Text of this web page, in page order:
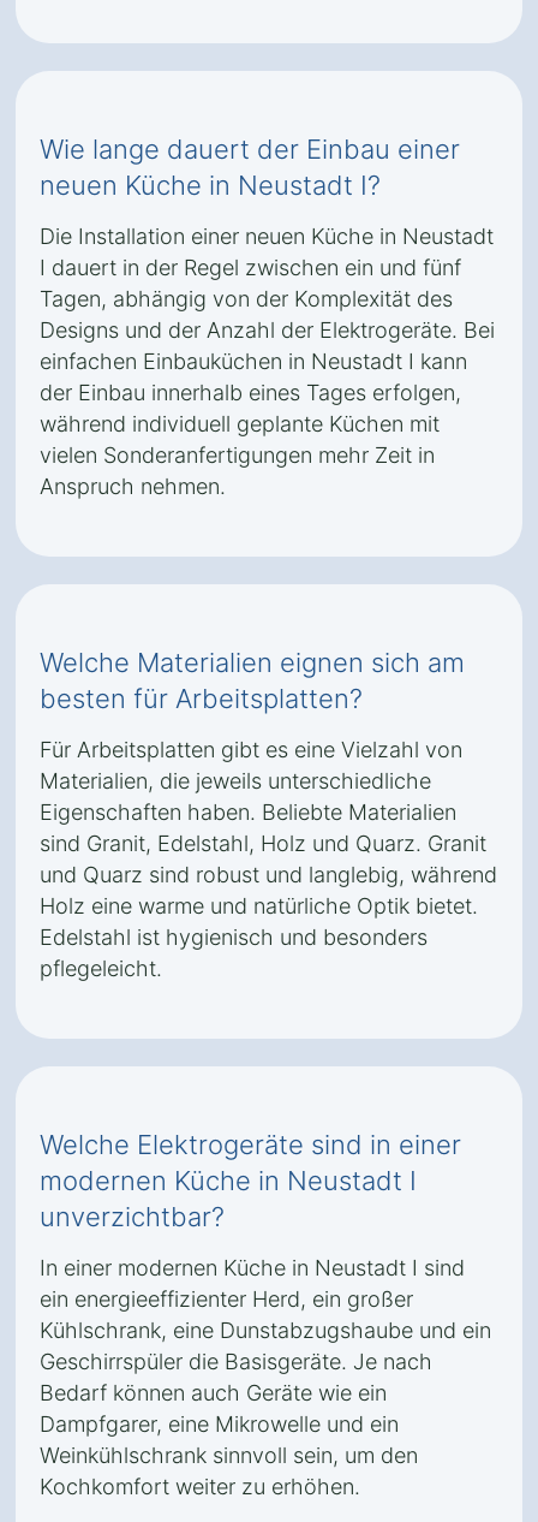
Wie lange dauert der Einbau einer
neuen Küche in Neustadt I?
Die Installation einer neuen Küche in Neustadt
I dauert in der Regel zwischen ein und fünf
Tagen, abhängig von der Komplexität des
Designs und der Anzahl der Elektrogeräte. Bei
einfachen Einbauküchen in Neustadt I kann
der Einbau innerhalb eines Tages erfolgen,
während individuell geplante Küchen mit
vielen Sonderanfertigungen mehr Zeit in
Anspruch nehmen.
Welche Materialien eignen sich am
besten für Arbeitsplatten?
Für Arbeitsplatten gibt es eine Vielzahl von
Materialien, die jeweils unterschiedliche
Eigenschaften haben. Beliebte Materialien
sind Granit, Edelstahl, Holz und Quarz. Granit
und Quarz sind robust und langlebig, während
Holz eine warme und natürliche Optik bietet.
Edelstahl ist hygienisch und besonders
pflegeleicht.
Welche Elektrogeräte sind in einer
modernen Küche in Neustadt I
unverzichtbar?
In einer modernen Küche in Neustadt I sind
ein energieeffizienter Herd, ein großer
Kühlschrank, eine Dunstabzugshaube und ein
Geschirrspüler die Basisgeräte. Je nach
Bedarf können auch Geräte wie ein
Dampfgarer, eine Mikrowelle und ein
Weinkühlschrank sinnvoll sein, um den
Kochkomfort weiter zu erhöhen.